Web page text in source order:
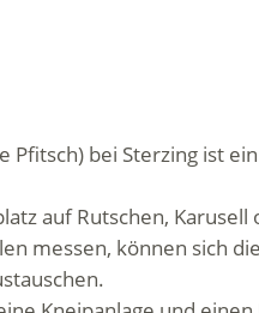
Pfitsch) bei Sterzing ist
auf Rutschen, Karusell
messen, können sich